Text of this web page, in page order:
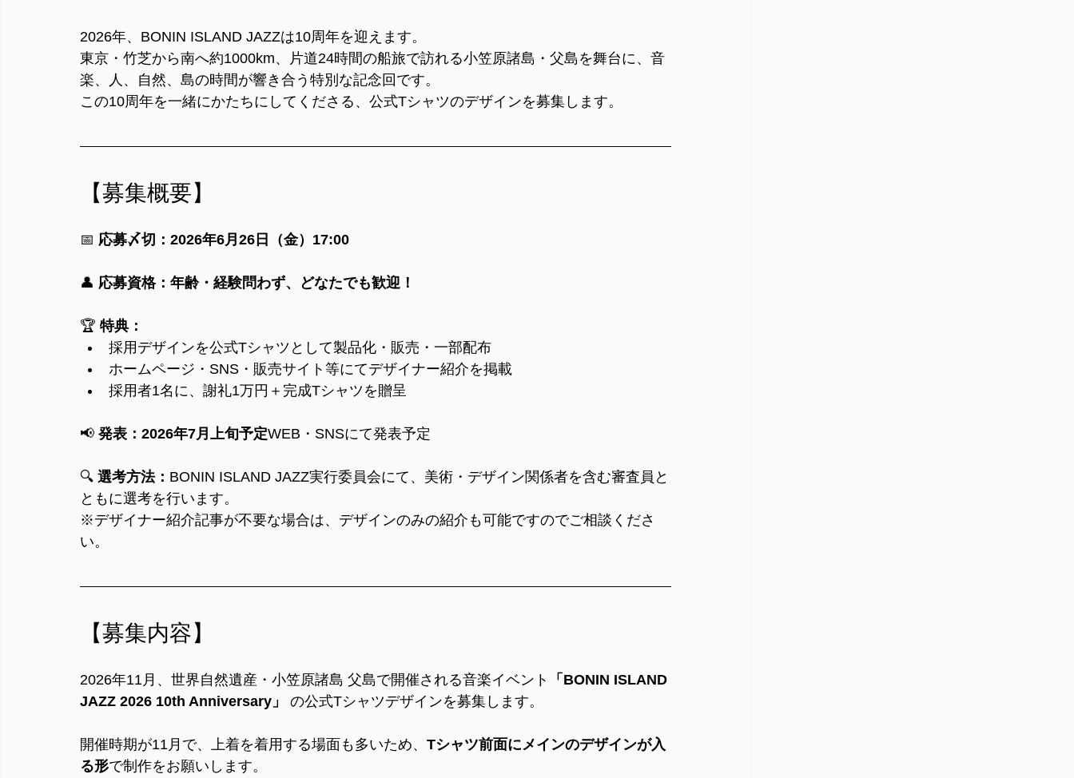
2026年、BONIN ISLAND JAZZは10周年を迎えます。
東京・竹芝から南へ約1000km、片道24時間の船旅で訪れる小笠原諸島・父島を舞台に、音
楽、人、自然、島の時間が響き合う特別な記念回です。
この10周年を一緒にかたちにしてくださる、公式Tシャツのデザインを募集します。
【募集概要】
📅 応募〆切：2026年6月26日（金）17:00
👤 応募資格：年齢・経験問わず、どなたでも歓迎！
🏆 特典：
採用デザインを公式Tシャツとして製品化・販売・一部配布
ホームページ・SNS・販売サイト等にてデザイナー紹介を掲載
採用者1名に、謝礼1万円＋完成Tシャツを贈呈
📢 発表：2026年7月上旬予定WEB・SNSにて発表予定
🔍 選考方法： BONIN ISLAND JAZZ実行委員会にて、美術・デザイン関係者を含む審査員と
ともに選考を行います。
※デザイナー紹介記事が不要な場合は、デザインのみの紹介も可能ですのでご相談くださ
い。
【募集内容】
2026年11月、世界自然遺産・小笠原諸島 父島で開催される音楽イベント
「BONIN ISLAND
JAZZ 2026 10th Anniversary」
の公式Tシャツデザインを募集します。
開催時期が11月で、上着を着用する場面も多いため、 Tシャツ前面にメインのデザインが入
る形で制作をお願いします。